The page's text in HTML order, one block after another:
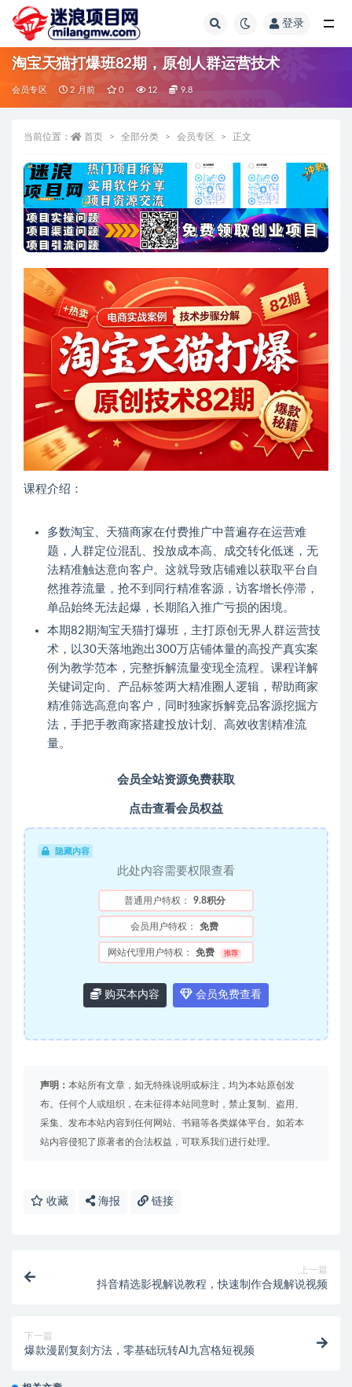
登录
淘宝天猫打爆班82期，原创人群运营技术
会员专区 2 月前 0 12 9.8
当前位置： 首页 全部分类 会员专区 正文
课程介绍：
多数淘宝、天猫商家在付费推广中普遍存在运营难
题，人群定位混乱、投放成本高、成交转化低迷，无
法精准触达意向客户。这就导致店铺难以获取平台自
然推荐流量，抢不到同行精准客源，访客增长停滞，
单品始终无法起爆，长期陷入推广亏损的困境。
本期82期淘宝天猫打爆班，主打原创无界人群运营技
术，以30天落地跑出300万店铺体量的高投产真实案
例为教学范本，完整拆解流量变现全流程。课程详解
关键词定向、产品标签两大精准圈人逻辑，帮助商家
精准筛选高意向客户，同时独家拆解竞品客源挖掘方
法，手把手教商家搭建投放计划、高效收割精准流
量。
会员全站资源免费获取
点击查看会员权益
隐藏内容
此处内容需要权限查看
普通用户特权： 9.8积分
会员用户特权： 免费
网站代理用户特权： 免费 推荐
购买本内容 会员免费查看
声明： 本站所有文章，如无特殊说明或标注，均为本站原创发
布。任何个人或组织，在未征得本站同意时，禁止复制、盗用、
采集、发布本站内容到任何网站、书籍等各类媒体平台。如若本
站内容侵犯了原著者的合法权益，可联系我们进行处理。
收藏 海报 链接
上一篇
抖音精选影视解说教程，快速制作合规解说视频
下一篇
爆款漫剧复刻方法，零基础玩转AI九宫格短视频
全部